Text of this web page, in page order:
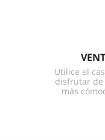
Utilice el
disfrutar
más